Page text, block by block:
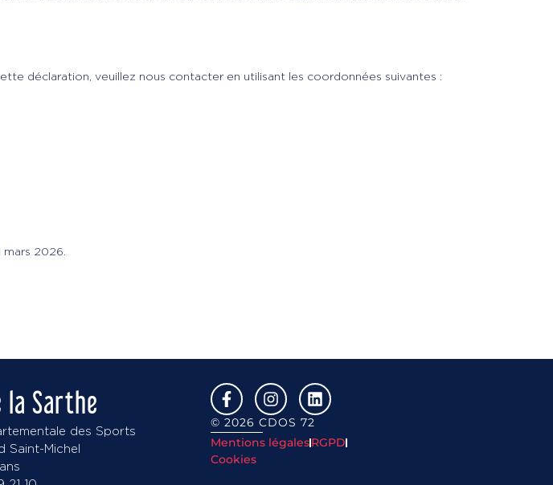
déclaration, veuillez nous contacter en utilisant les coordonnées suivantes :
mars 2026.
la Sarthe
des Sports
Saint-Michel
© 2026 CDOS 72
Mentions légalesRGPD
Cookies